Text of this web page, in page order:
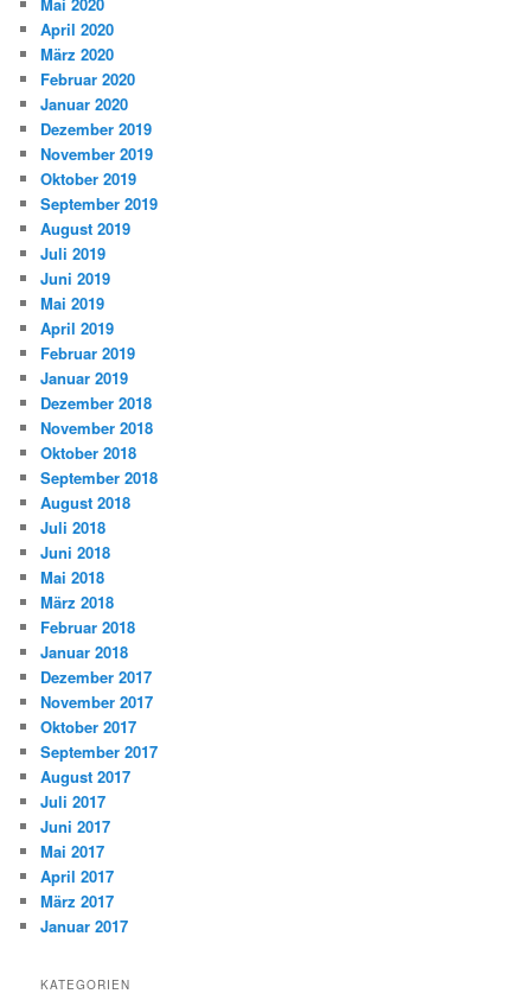
April 2020
März 2020
Februar 2020
Januar 2020
Dezember 2019
November 2019
Oktober 2019
September 2019
August 2019
Juli 2019
Juni 2019
Mai 2019
April 2019
Februar 2019
Januar 2019
Dezember 2018
November 2018
Oktober 2018
September 2018
August 2018
Juli 2018
Juni 2018
Mai 2018
März 2018
Februar 2018
Januar 2018
Dezember 2017
November 2017
Oktober 2017
September 2017
August 2017
Juli 2017
Juni 2017
Mai 2017
April 2017
März 2017
Januar 2017
KATEGORIEN